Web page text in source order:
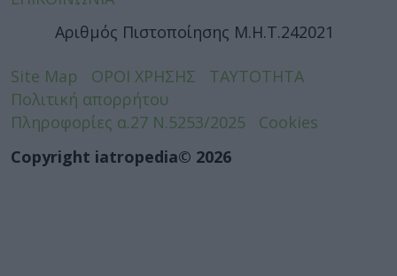
Αριθμός Πιστοποίησης Μ.Η.Τ.242021
Site Map ΟΡΟΙ ΧΡΗΣΗΣ
ΤΑΥΤΟΤΗΤΑ
Πολιτική απορρήτου
Πληροφορίες α.27 Ν.5253/2025
Cookies
Copyright iatropedia© 2026